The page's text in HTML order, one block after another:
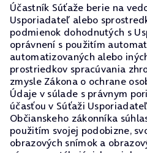
Účastník Súťaže berie na
Usporiadateľ alebo
podmienok dohodnutých s
oprávnení s použitím
automatizovaných alebo
prostriedkov spracúvania
zmysle Zákona o ochrane
Údaje v súlade s právnym
účasťou v Súťaži
Občianskeho zákonníka
použitím svojej podobizne,
obrazových snímok a